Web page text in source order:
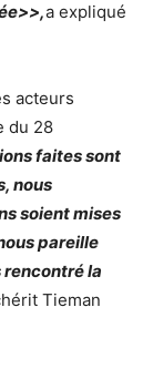
a expliqué
acteurs
du 28
faites sont
nous
soient mises
pareille
rencontré la
Tieman